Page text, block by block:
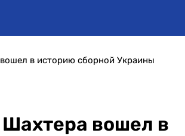
в историю сборной Украины
вошел в